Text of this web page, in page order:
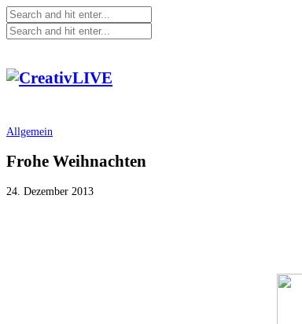
Allgemein
Frohe Weihnachten
24. Dezember 2013